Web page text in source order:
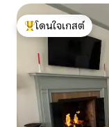
โดนใจเกสต์ที่สุด
โดนใจเกสต์